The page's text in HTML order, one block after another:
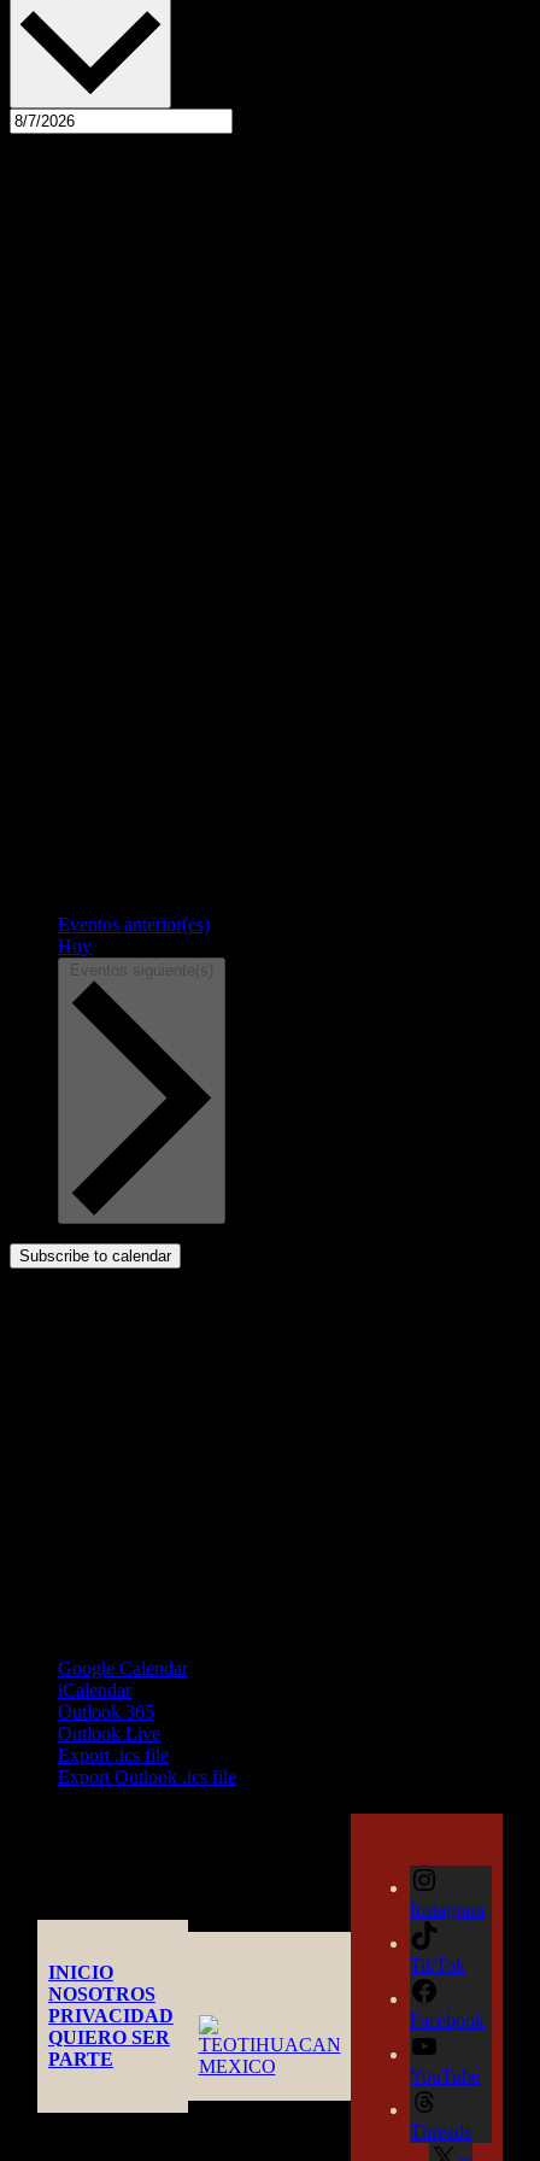
Eventos anterior(es)
Hoy
Eventos siguiente(s)
Subscribe to calendar
Google Calendar
iCalendar
Outlook 365
Outlook Live
Export .ics file
Export Outlook .ics file
INICIO
NOSOTROS
PRIVACIDAD
QUIERO SER
PARTE
Instagram
TikTok
Facebook
YouTube
Threads